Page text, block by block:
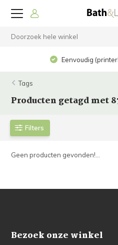
Eenvoudig
Tags
Producten getagd met
Filters
Geen producten gevonden!...
Bezoek onze winkel